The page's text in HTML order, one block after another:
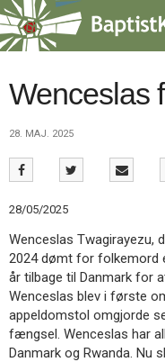
Spring
menu
over
gå
tilbage
forsiden
2.0:
Nyheder
3.0:
Kalender
4.0:
Inspiration
5.0:
Værktøjskassen
6.0:
Mission
7.0:
Om
BaptistKirken
8.0:
Kontakt
Wenceslas
28. MAJ. 2025
28/05/2025
Wenceslas Twagirayezu,
2024 dømt for folkemord
år tilbage til Danmark for
Wenceslas blev i første
appeldomstol omgjorde
fængsel. Wenceslas har
Danmark og Rwanda. Nu